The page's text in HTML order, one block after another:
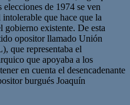
de 1974 se ven
que hace que la
gobierno existente. De esta
opositor llamado Unión
que representaba el
que apoyaba a los
en cuenta el desencadenante
burgués Joaquín